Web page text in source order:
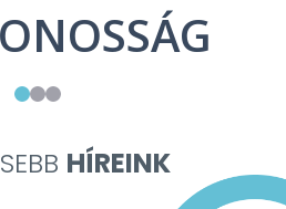
HÍREINK